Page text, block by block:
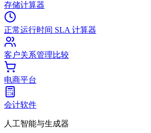
存储计算器
正常运行时间 SLA 计算器
客户关系管理比较
电商平台
会计软件
人工智能与生成器